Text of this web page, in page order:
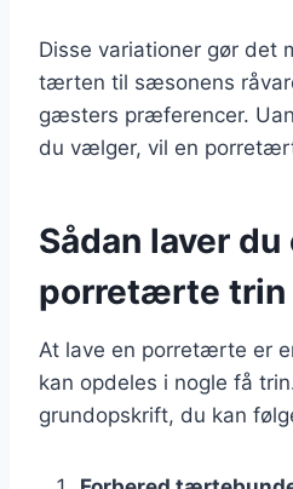
Disse variationer gør det
tærten til sæsonens
gæsters præferencer.
du vælger, vil en
Sådan laver
porretærte trin
At lave en porretærte er
kan opdeles i nogle få
grundopskrift, du kan